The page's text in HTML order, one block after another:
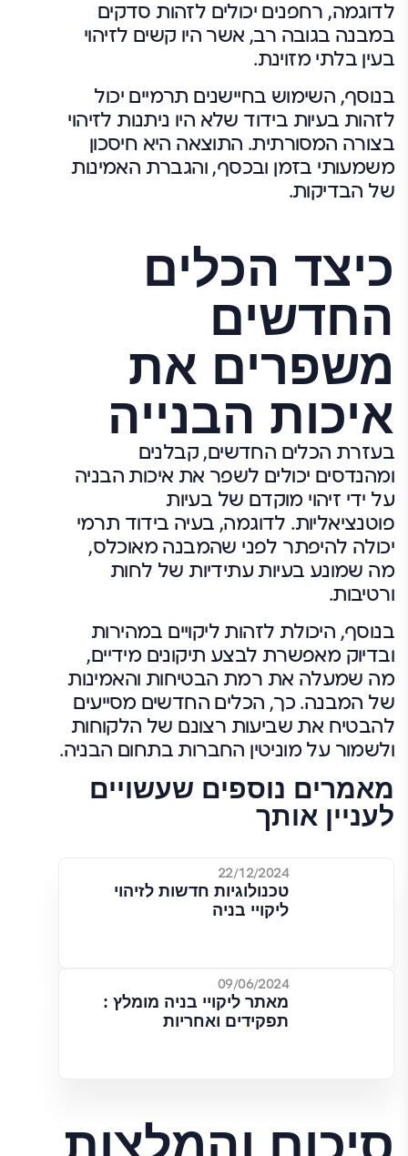
לדוגמה, רחפנים יכולים לזהות סדקים
במבנה בגובה רב, אשר היו קשים לזיהוי
בעין בלתי מזוינת.
בנוסף, השימוש בחיישנים תרמיים יכול
לזהות בעיות בידוד שלא היו ניתנות לזיהוי
בצורה המסורתית. התוצאה היא חיסכון
משמעותי בזמן ובכסף, והגברת האמינות
של הבדיקות.
כיצד הכלים
החדשים
משפרים את
איכות הבנייה
בעזרת הכלים החדשים, קבלנים
ומהנדסים יכולים לשפר את איכות הבניה
על ידי זיהוי מוקדם של בעיות
פוטנציאליות. לדוגמה, בעיה בידוד תרמי
יכולה להיפתר לפני שהמבנה מאוכלס,
מה שמונע בעיות עתידיות של לחות
ורטיבות.
בנוסף, היכולת לזהות ליקויים במהירות
ובדיוק מאפשרת לבצע תיקונים מידיים,
מה שמעלה את רמת הבטיחות והאמינות
של המבנה. כך, הכלים החדשים מסייעים
להבטיח את שביעות רצונם של הלקוחות
ולשמור על מוניטין החברות בתחום הבניה.
מאמרים נוספים שעשויים
לעניין אותך
22/12/2024
טכנולוגיות חדשות לזיהוי
ליקויי בניה
09/06/2024
מאתר ליקויי בניה מומלץ :
תפקידים ואחריות
סיכום והמלצות